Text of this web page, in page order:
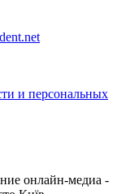
и персональных
онлайн-медиа -